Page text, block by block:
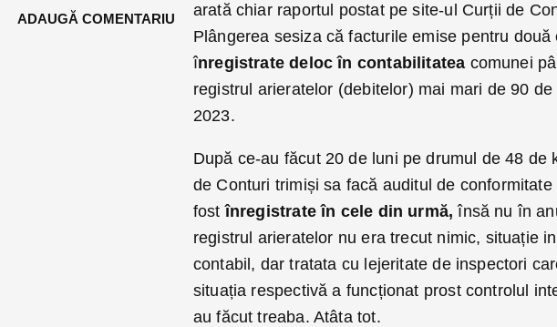
ADAUGĂ COMENTARIU
arată chiar raportul postat pe site-ul Curții de
Plângerea sesiza că facturile emise pentru
înregistrate deloc în contabilitatea comunei
registrul arieratelor (debitelor) mai mari de 90
2023.
După ce-au făcut 20 de luni pe drumul de 48 de
de Conturi trimiși sa facă auditul de
fostînregistrate în cele din urmă, însă nu în
registrul arieratelor nu era trecut nimic, situație
contabil, dar tratata cu lejeritate de inspectori
situația respectivă a funcționat prost controlul
au făcut treaba. Atâta tot.